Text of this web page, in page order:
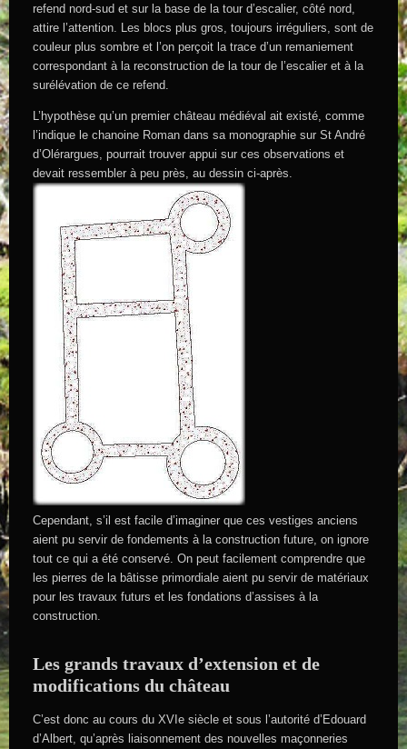
refend nord-sud et sur la base de la tour d’escalier, côté nord,
attire l’attention. Les blocs plus gros, toujours irréguliers, sont de
couleur plus sombre et l’on perçoit la trace d’un remaniement
correspondant à la reconstruction de la tour de l’escalier et à la
surélévation de ce refend.
L’hypothèse qu’un premier château médiéval ait existé, comme
l’indique le chanoine Roman dans sa monographie sur St André
d’Olérargues, pourrait trouver appui sur ces observations et
devait ressembler à peu près, au dessin ci-après.
Cependant, s’il est facile d’imaginer que ces vestiges anciens
aient pu servir de fondements à la construction future, on ignore
tout ce qui a été conservé. On peut facilement comprendre que
les pierres de la bâtisse primordiale aient pu servir de matériaux
pour les travaux futurs et les fondations d’assises à la
construction.
Les grands travaux d’extension et de
modifications du château
C’est donc au cours du XVIe siècle et sous l’autorité d’Edouard
d’Albert, qu’après liaisonnement des nouvelles maçonneries